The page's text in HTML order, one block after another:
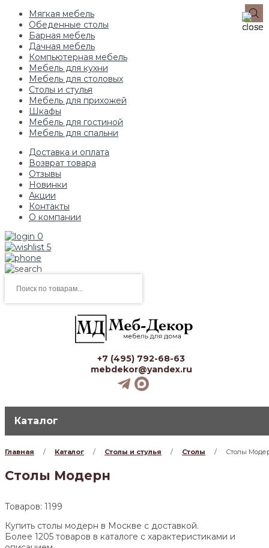
Мягкая мебель
Обеденные столы
Барная мебель
Дачная мебель
Компьютерная мебель
Мебель для кухни
Мебель для столовых
Столы и стулья
Мебель для прихожей
Шкафы
Мебель для гостиной
Мебель для спальни
Доставка и оплата
Возврат товара
Отзывы
Новинки
Акции
Контакты
О компании
0
5
товаров
+7 (495) 792-68-63
mebdekor@yandex.ru
Каталог
Главная / Каталог / Столы и стулья / Столы / Столы
Столы Модерн
Товаров: 1199
Купить столы модерн в Москве с доставкой.
Более 1205 товаров в каталоге с характеристиками и